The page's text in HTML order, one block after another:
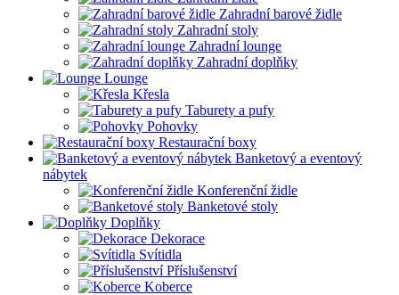
Zahradní barové židle
Zahradní stoly
Zahradní lounge
Zahradní doplňky
Lounge
Křesla
Taburety a pufy
Pohovky
Restaurační boxy
Banketový a eventový
nábytek
Konferenční židle
Banketové stoly
Doplňky
Dekorace
Svítidla
Příslušenství
Koberce